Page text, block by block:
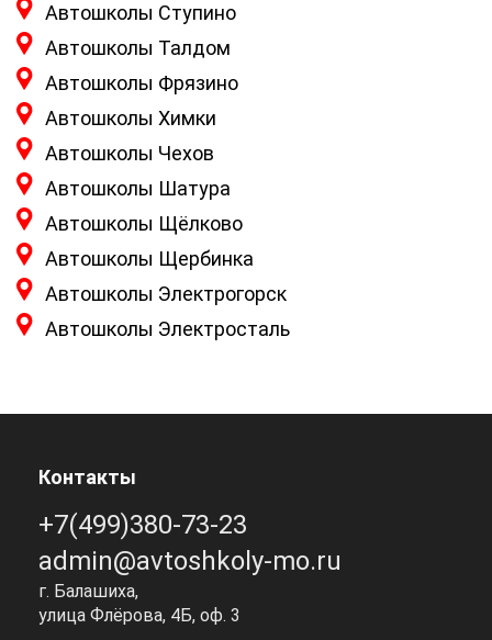
Автошколы Ступино
Автошколы Талдом
Автошколы Фрязино
Автошколы Химки
Автошколы Чехов
Автошколы Шатура
Автошколы Щёлково
Автошколы Щербинка
Автошколы Электрогорск
Автошколы Электросталь
Контакты
+7(499)380-73-23
admin@avtoshkoly-mo.ru
г. Балашиха,
улица Флёрова, 4Б, оф. 3